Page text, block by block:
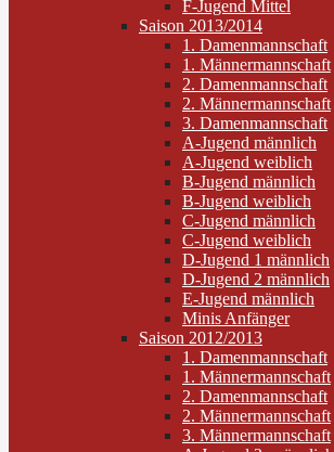
F-Jugend Mittel
Saison 2013/2014
1. Damenmannschaft
1. Männermannschaft
2. Damenmannschaft
2. Männermannschaft
3. Damenmannschaft
A-Jugend männlich
A-Jugend weiblich
B-Jugend männlich
B-Jugend weiblich
C-Jugend männlich
C-Jugend weiblich
D-Jugend 1 männlich
D-Jugend 2 männlich
E-Jugend männlich
Minis Anfänger
Saison 2012/2013
1. Damenmannschaft
1. Männermannschaft
2. Damenmannschaft
2. Männermannschaft
3. Männermannschaft